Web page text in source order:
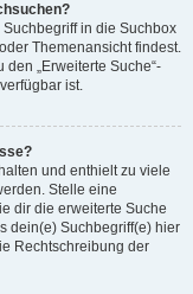
in die Suchbox
Themenansicht findest.
„Erweiterte Suche“-
ist.
und enthielt zu viele
Stelle eine
dir die erweiterte Suche
dein(e) Suchbegriff(e) hier
Rechtschreibung der